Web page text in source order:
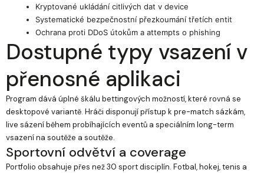
Kryptované ukládání citlivých dat v device
Systematické bezpečnostní přezkoumání třetích entit
Ochrana proti DDoS útokům a attempts o phishing
Dostupné typy vsazení v
přenosné aplikaci
Program dává úplné škálu bettingových možností, které rovná se
desktopové variantě. Hráči disponují přístup k pre-match sázkám,
live sázení během probíhajících eventů a speciálním long-term
vsazení na soutěže a soutěže.
Sportovní odvětví a coverage
Portfolio obsahuje přes než 30 sport disciplín. Fotbal, hokej, tenis a